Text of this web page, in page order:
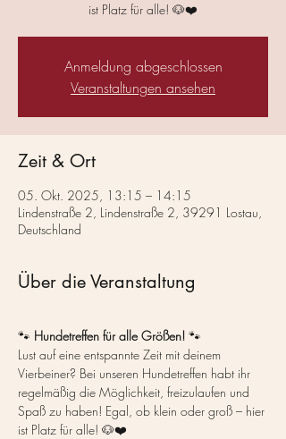
ist Platz für alle! 🐶❤️
Anmeldung abgeschlossen
Veranstaltungen ansehen
Zeit & Ort
05. Okt. 2025, 13:15 – 14:15
Lindenstraße 2, Lindenstraße 2, 39291 Lostau,
Deutschland
Über die Veranstaltung
🐾 Hundetreffen für alle Größen! 🐾
Lust auf eine entspannte Zeit mit deinem
Vierbeiner? Bei unseren Hundetreffen habt ihr
regelmäßig die Möglichkeit, freizulaufen und
Spaß zu haben! Egal, ob klein oder groß – hier
ist Platz für alle! 🐶❤️